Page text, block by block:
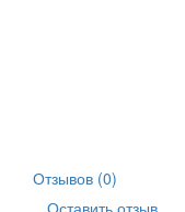
Отзывов (0)